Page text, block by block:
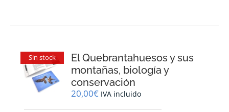
Sin stock
El Quebrantahuesos y sus
montañas, biología y
conservación
20,00€ IVA incluido